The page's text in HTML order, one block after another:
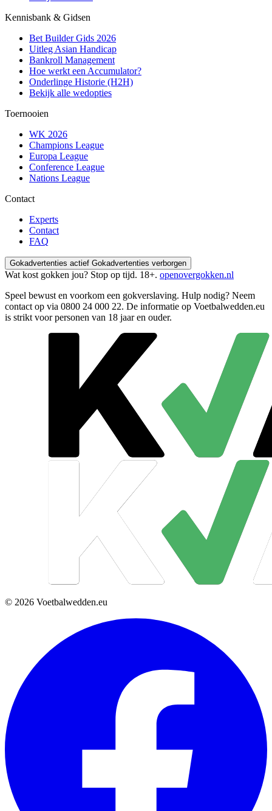
Kennisbank & Gidsen
Bet Builder Gids 2026
Uitleg Asian Handicap
Bankroll Management
Hoe werkt een Accumulator?
Onderlinge Historie (H2H)
Bekijk alle wedopties
Toernooien
WK 2026
Champions League
Europa League
Conference League
Nations League
Contact
Experts
Contact
FAQ
Gokadvertenties actief Gokadvertenties verborgen
Wat kost gokken jou? Stop op tijd. 18+. openovergokken.nl
Speel bewust en voorkom een gokverslaving. Hulp nodig? Neem
contact op via 0800 24 000 22. De informatie op Voetbalwedden.eu
is strikt voor personen van 18 jaar en ouder.
© 2026 Voetbalwedden.eu